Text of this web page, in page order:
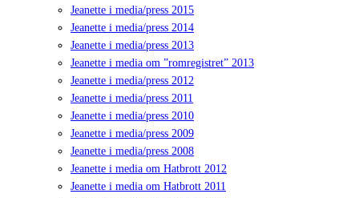
Jeanette i media/press 2015
Jeanette i media/press 2014
Jeanette i media/press 2013
Jeanette i media om ”romregistret” 2013
Jeanette i media/press 2012
Jeanette i media/press 2011
Jeanette i media/press 2010
Jeanette i media/press 2009
Jeanette i media/press 2008
Jeanette i media om Hatbrott 2012
Jeanette i media om Hatbrott 2011